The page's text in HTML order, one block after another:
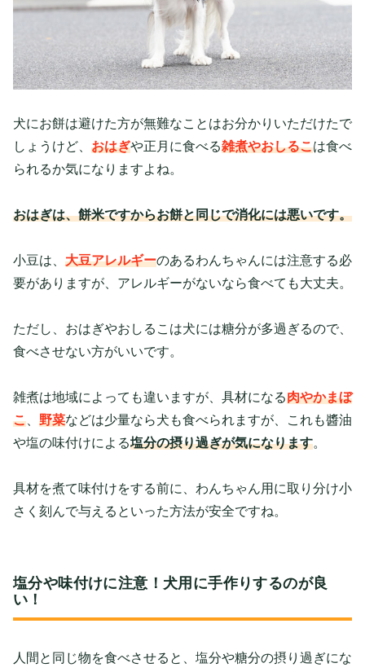
犬にお餅は避けた方が無難なことはお分かりいただけたで
しょうけど、 おはぎや正月に食べる雑煮やおしるこは食べ
られるか気になりますよね。
おはぎは、餅米ですからお餅と同じで消化には悪いです。
小豆は、 大豆アレルギーのあるわんちゃんには注意する必
要がありますが、アレルギーがないなら食べても大丈夫。
ただし、おはぎやおしるこは犬には糖分が多過ぎるので、
食べさせない方がいいです。
雑煮は地域によっても違いますが、具材になる肉やかまぼ
こ
野菜などは少量なら犬も食べられますが、これも醬油
や塩の味付けによる塩分の摂り過ぎが気になります。
具材を煮て味付けをする前に、わんちゃん用に取り分け小
さく刻んで与えるといった方法が安全ですね。
塩分や味付けに注意！犬用に手作りするのが良
い！
人間と同じ物を食べさせると、塩分や糖分の摂り過ぎにな